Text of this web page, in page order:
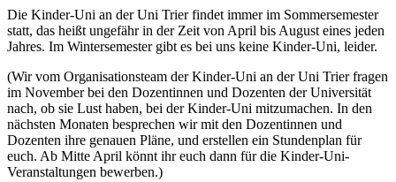
Die Kinder-Uni an der Uni Trier findet immer im Sommersemester
statt, das heißt ungefähr in der Zeit von April bis August eines jeden
Jahres. Im Wintersemester gibt es bei uns keine Kinder-Uni, leider.
(Wir vom Organisationsteam der Kinder-Uni an der Uni Trier fragen
im November bei den Dozentinnen und Dozenten der Universität
nach, ob sie Lust haben, bei der Kinder-Uni mitzumachen. In den
nächsten Monaten besprechen wir mit den Dozentinnen und
Dozenten ihre genauen Pläne, und erstellen ein Stundenplan für
euch. Ab Mitte April könnt ihr euch dann für die Kinder-Uni-
Veranstaltungen bewerben.)